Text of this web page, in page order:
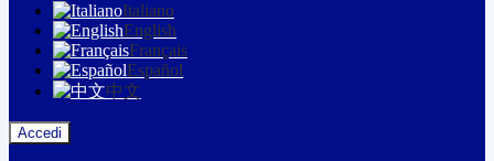
Italiano
English
Français
Español
中文
Accedi